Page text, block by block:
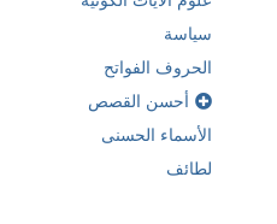
سياسة
الحروف الفواتح
أحسن القصص
الأسماء الحسنى
لطائف